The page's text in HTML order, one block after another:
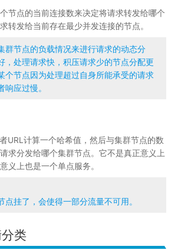
节点的当前连接数来决定将请求转发给哪个
转发给当前存在最少并发连接的节点。
群节点的负载情况来进行请求的动态分
，处理请求快，积压请求少的节点分配更
个节点因为处理超过自身所能承受的请求
响应过慢。
URL计算一个哈希值，然后与集群节点的数
求分发给哪个集群节点。它不是真正意义上
义上也是一个单点服务。
点挂了，会使得一部分流量不可用。
类